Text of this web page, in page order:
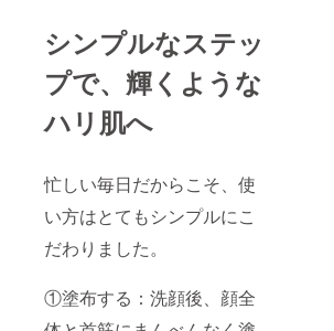
シンプルなステッ
プで、輝くような
ハリ肌へ
忙しい毎日だからこそ、使
い方はとてもシンプルにこ
だわりました。
①塗布する：洗顔後、顔全